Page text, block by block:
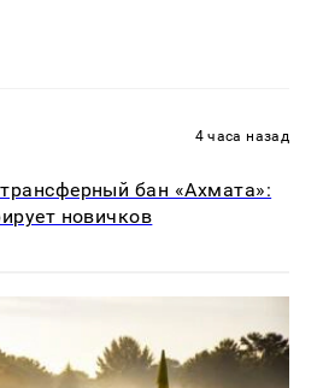
4 часа назад
бан «Ахмата»:
новичков